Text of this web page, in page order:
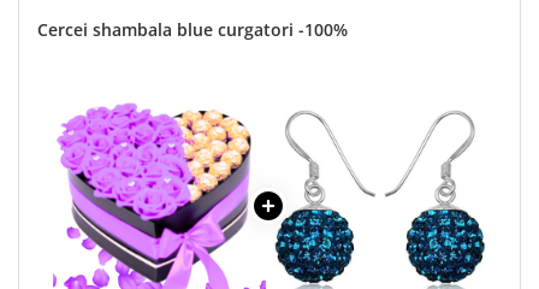
Cercei shambala blue curgatori -100%